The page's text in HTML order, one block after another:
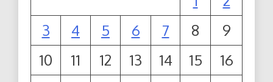
3
4 5 6 7 8
9
10
11 12 13 14 15
16